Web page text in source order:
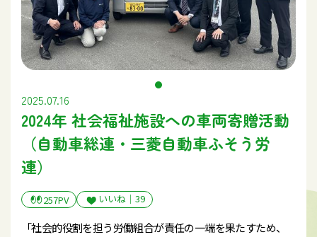
2025.07.16
2024年 社会福祉施設への車両寄贈活動
（自動車総連・三菱自動車ふそう労
連）
257PV いいね｜ 39
「社会的役割を担う労働組合が責任の一端を果たすため、